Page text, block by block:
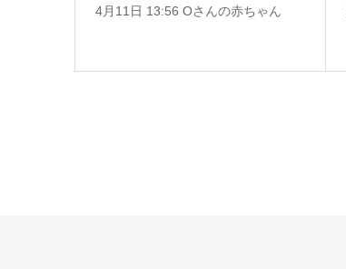
4月11日 13:56 Oさんの赤ちゃん